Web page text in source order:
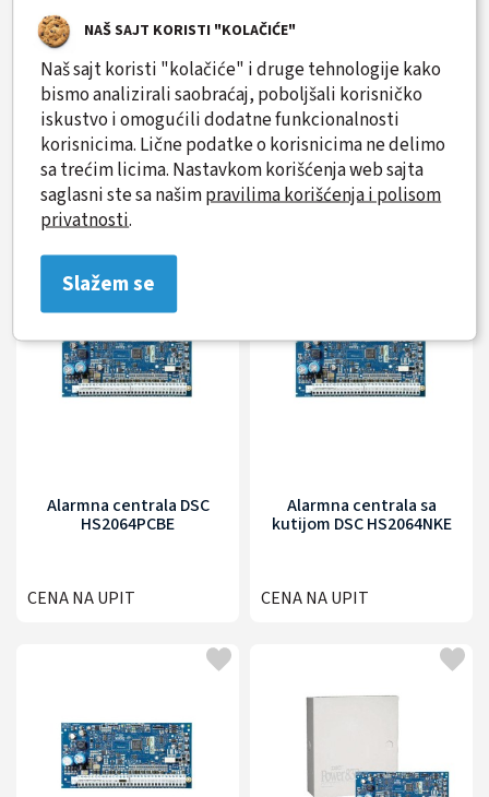
Detektor bežični PET, 868
Mhz DSC PG8914
CENA NA UPIT
Alarmna centrala DSC
HS2128PCBE
CENA NA UPIT
Alarmna centrala DSC
HS2064PCBE
CENA NA UPIT
Alarmna centrala sa
kutijom DSC HS2064NKE
CENA NA UPIT
NAŠ SAJT KORISTI "KOLAČIĆE"
Naš sajt koristi "kolačiće" i druge tehnologije kako
bismo analizirali saobraćaj, poboljšali korisničko
iskustvo i omogućili dodatne funkcionalnosti
korisnicima. Lične podatke o korisnicima ne delimo
sa trećim licima. Nastavkom korišćenja web sajta
saglasni ste sa našimpravilima korišćenja i polisom
privatnosti.
Slažem se